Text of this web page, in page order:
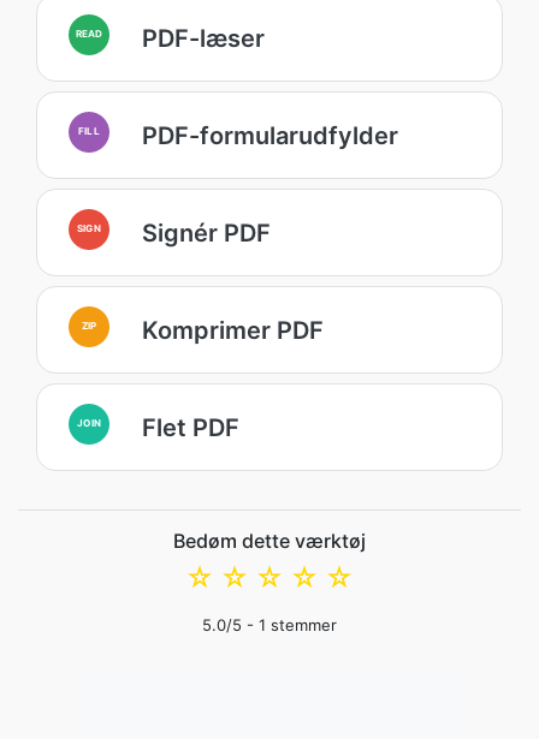
READ PDF-læser
FILL PDF-formularudfylder
SIGN Signér PDF
ZIP Komprimer PDF
JOIN Flet PDF
Bedøm dette værktøj
☆
☆
☆
☆
☆
5.0/5 - 1 stemmer